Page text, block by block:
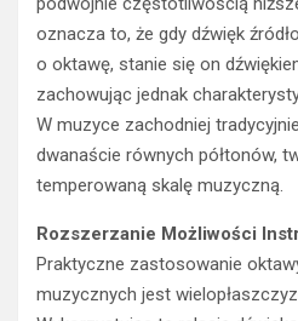
o oktawę, stanie się on
zachowując jednak
W muzyce zachodniej
dwanaście równych półtonów,
temperowaną skalę muzyczną.
Rozszerzanie Możliwości
Wykorzystując tę relację
rozszerzyć zakres swojego